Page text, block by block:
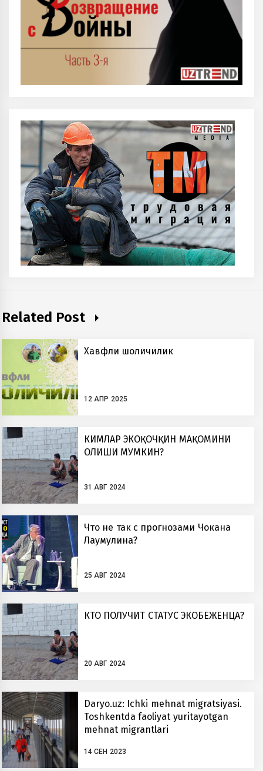
Related Post
Хавфли шоличилик
12 АПР 2025
КИМЛАР ЭКОҚОЧҚИН МАҚОМИНИ
ОЛИШИ МУМКИН?
31 АВГ 2024
Что не так с прогнозами Чокана
Лаумулина?
25 АВГ 2024
КТО ПОЛУЧИТ СТАТУС ЭКОБЕЖЕНЦА?
20 АВГ 2024
Daryo.uz: Ichki mehnat migratsiyasi.
Toshkentda faoliyat yuritayotgan
mehnat migrantlari
14 СЕН 2023